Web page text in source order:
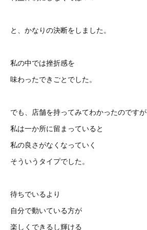
と、かなりの決断をしました。
私の中では挫折感を
味わったできごとでした。
でも、店舗を持ってみてわかったのですが
私は一か所に留まっていると
私の良さがなくなっていく
そういうタイプでした。
待ちでいるより
自分で動いている方が
楽しくできるし輝ける